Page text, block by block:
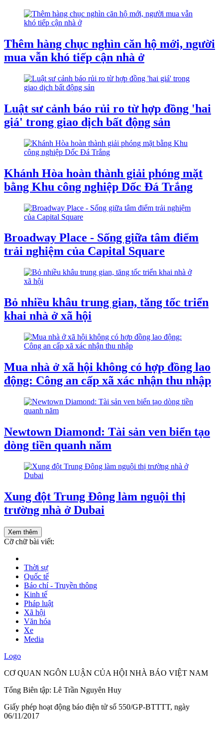
Thêm hàng chục nghìn căn hộ mới, người
mua vẫn khó tiếp cận nhà ở
Luật sư cảnh báo rủi ro từ hợp đồng 'hai
giá' trong giao dịch bất động sản
Khánh Hòa hoàn thành giải phóng mặt
bằng Khu công nghiệp Dốc Đá Trắng
Broadway Place - Sống giữa tâm điểm
trải nghiệm của Capital Square
Bỏ nhiều khâu trung gian, tăng tốc triển
khai nhà ở xã hội
Mua nhà ở xã hội không có hợp đồng lao
động: Công an cấp xã xác nhận thu nhập
Newtown Diamond: Tài sản ven biển tạo
dòng tiền quanh năm
Xung đột Trung Đông làm nguội thị
trường nhà ở Dubai
Xem thêm
Cỡ chữ bài viết:
Thời sự
Quốc tế
Báo chí - Truyền thông
Kinh tế
Pháp luật
Xã hội
Văn hóa
Xe
Media
Logo
CƠ QUAN NGÔN LUẬN CỦA HỘI NHÀ BÁO VIỆT NAM
Tổng Biên tập: Lê Trần Nguyên Huy
Giấy phép hoạt động báo điện tử số 550/GP-BTTTT, ngày
06/11/2017